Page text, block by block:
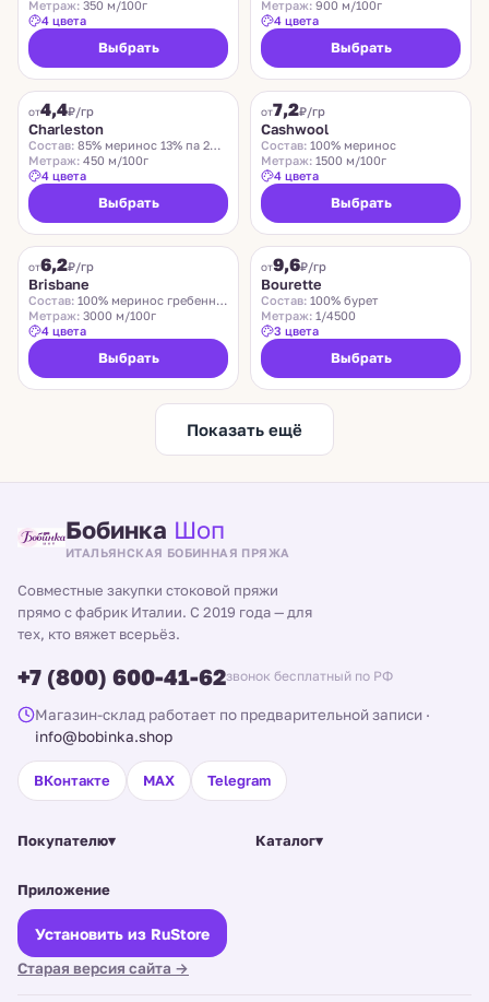
Метраж: 350 м/100г
4 цвета
Выбрать
Метраж: 900 м/100г
4 цвета
Выбрать
от4,4₽/гр
Charleston
Состав: 85% меринос 13% па 2% эластан
Метраж: 450 м/100г
4 цвета
Выбрать
от7,2₽/гр
Cashwool
Состав: 100% меринос
Метраж: 1500 м/100г
4 цвета
Выбрать
от6,2₽/гр
Brisbane
Состав: 100% меринос гребенной
Метраж: 3000 м/100г
4 цвета
Выбрать
Хит
от9,6₽/гр
Bourette
Состав: 100% бурет
Метраж: 1/4500
3 цвета
Выбрать
Показать ещё
Бобинка Шоп
ИТАЛЬЯНСКАЯ БОБИННАЯ ПРЯЖА
Совместные закупки стоковой пряжи
прямо с фабрик Италии. С 2019 года — для
тех, кто вяжет всерьёз.
+7 (800) 600-41-62звонок бесплатный по РФ
Магазин-склад работает по предварительной записи ·
info@bobinka.shop
ВКонтакте MAX Telegram
Покупателю▾ Каталог▾
Приложение
Установить из RuStore
Старая версия сайта →